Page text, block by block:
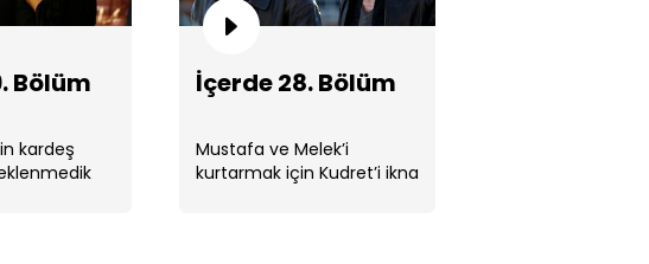
Bölüm
kardeş
İçerde 28. Bölüm
Mustafa ve Melek’i
kurtarmak için Kudret’i ikna